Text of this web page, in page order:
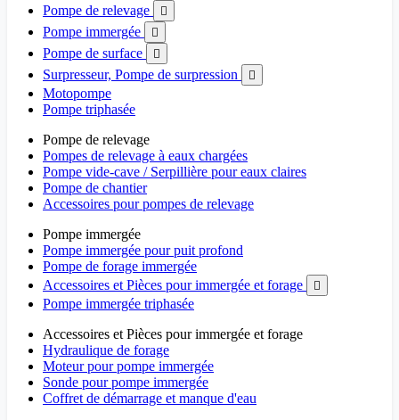
Pompe de relevage

Pompe immergée 
Pompe de surface 
Surpresseur, Pompe de surpression 
Motopompe
Pompe triphasée
Pompe de relevage
Pompes de relevage à eaux chargées
Pompe vide-cave / Serpillière pour eaux claires
Pompe de chantier
Accessoires pour pompes de relevage
Pompe immergée
Pompe immergée pour puit profond
Pompe de forage immergée
Accessoires et Pièces pour immergée et forage

Pompe immergée triphasée
Accessoires et Pièces pour immergée et forage
Hydraulique de forage
Moteur pour pompe immergée
Sonde pour pompe immergée
Coffret de démarrage et manque d'eau